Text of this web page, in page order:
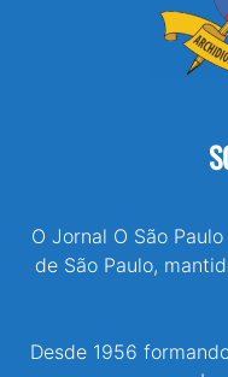
O Jornal O São
de São Paulo,
Desde 1956